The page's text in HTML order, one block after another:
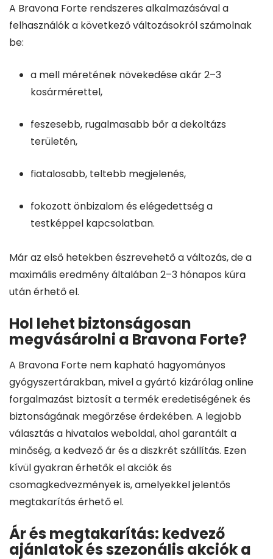
A Bravona Forte rendszeres alkalmazásával a
felhasználók a következő változásokról számolnak
be:
a mell méretének növekedése akár 2–3
kosármérettel,
feszesebb, rugalmasabb bőr a dekoltázs
területén,
fiatalosabb, teltebb megjelenés,
fokozott önbizalom és elégedettség a
testképpel kapcsolatban.
Már az első hetekben észrevehető a változás, de a
maximális eredmény általában 2–3 hónapos kúra
után érhető el.
Hol lehet biztonságosan
megvásárolni a Bravona Forte?
A Bravona Forte nem kapható hagyományos
gyógyszertárakban, mivel a gyártó kizárólag online
forgalmazást biztosít a termék eredetiségének és
biztonságának megőrzése érdekében. A legjobb
választás a hivatalos weboldal, ahol garantált a
minőség, a kedvező ár és a diszkrét szállítás. Ezen
kívül gyakran érhetők el akciók és
csomagkedvezmények is, amelyekkel jelentős
megtakarítás érhető el.
Ár és megtakarítás: kedvező
ajánlatok és szezonális akciók a